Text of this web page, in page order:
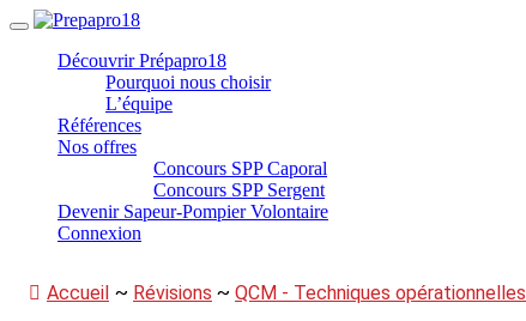
Aller
contenuDécouvrir Prépapro18
Pourquoi nous choisir
L’équipe
Références
Nos offres
Concours SPP Caporal
Concours SPP Sergent
Devenir Sapeur-Pompier Volontaire
Connexion
Accueil ~ Révisions ~ QCM - Techniques opérationnelles
Panneau de gestion des cookies